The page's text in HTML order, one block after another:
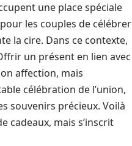
une place spéciale
les couples de célébrer
la cire. Dans ce contexte,
un présent en lien avec
affection, mais
célébration de l’union,
souvenirs précieux. Voilà
cadeaux, mais s’inscrit